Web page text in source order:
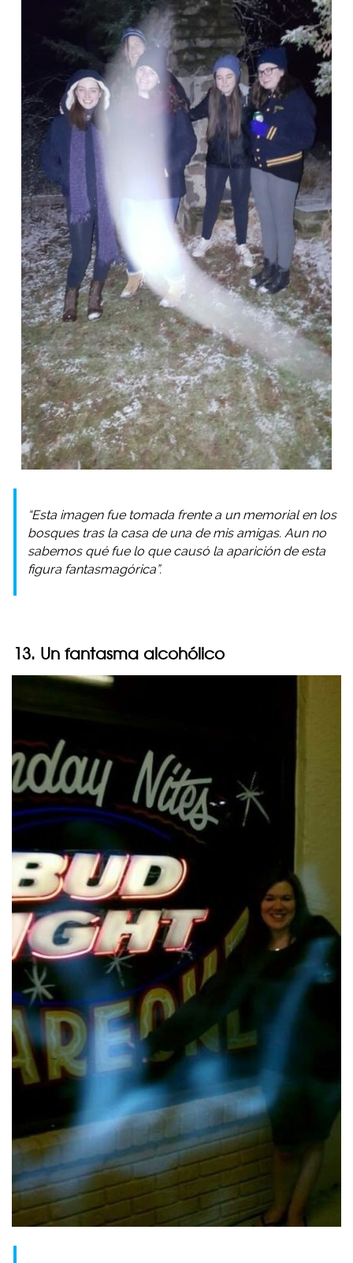
“Esta imagen fue tomada frente a un memorial en los
bosques tras la casa de una de mis amigas. Aun no
sabemos qué fue lo que causó la aparición de esta
figura fantasmagórica”.
13. Un fantasma alcohólico